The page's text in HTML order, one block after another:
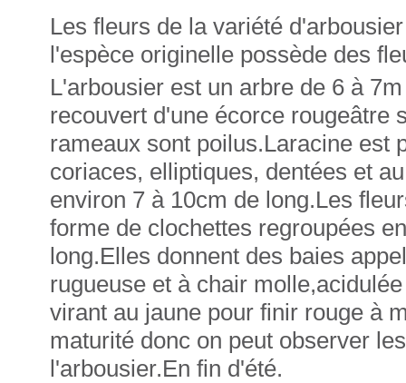
Les fleurs de la variété
l'espèce originelle possède des
L'arbousier est un arbre de 6 à
recouvert d'une écorce rougeâtre
rameaux sont poilus.Laracine est
coriaces, elliptiques, dentées et
environ 7 à 10cm de long.Les
forme de clochettes regroupées
long.Elles donnent des baies
rugueuse et à chair
virant au jaune pour finir rouge à
maturité donc on peut observer
l'arbousier.En fin d'été.